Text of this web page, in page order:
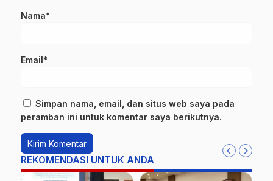
Nama*
Email*
Simpan nama, email, dan situs web saya pada
peramban ini untuk komentar saya berikutnya.
REKOMENDASI UNTUK ANDA